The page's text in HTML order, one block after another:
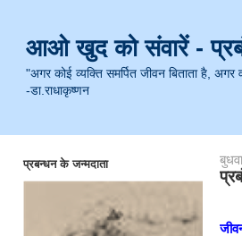
आओ खुद को संवारें -
"अगर कोई व्यक्ति समर्पित जीवन बिताता है,
-डा.राधाकृष्णन
प्रबन्धन के जन्मदाता